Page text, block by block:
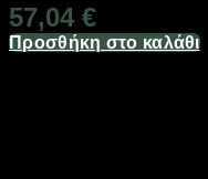
57,04 €
Προσθήκη στο καλάθι